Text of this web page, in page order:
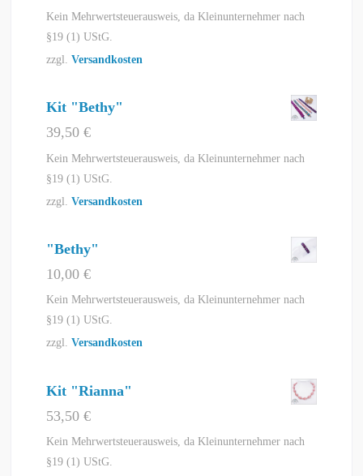
Kein Mehrwertsteuerausweis, da Kleinunternehmer nach
§19 (1) UStG.
zzgl. Versandkosten
Kit "Bethy"
39,50 €
Kein Mehrwertsteuerausweis, da Kleinunternehmer nach
§19 (1) UStG.
zzgl. Versandkosten
"Bethy"
10,00 €
Kein Mehrwertsteuerausweis, da Kleinunternehmer nach
§19 (1) UStG.
zzgl. Versandkosten
Kit "Rianna"
53,50 €
Kein Mehrwertsteuerausweis, da Kleinunternehmer nach
§19 (1) UStG.